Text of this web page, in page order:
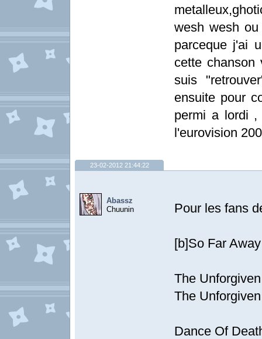
wesh wesh
parceque j'ai
cette
suis
ensuite pour
permi a lordi
l'eurovision
23-02-2012 21:44:22
Abassz
Chuunin
Pour les fans
[b]So Far
The
The
Dance Of